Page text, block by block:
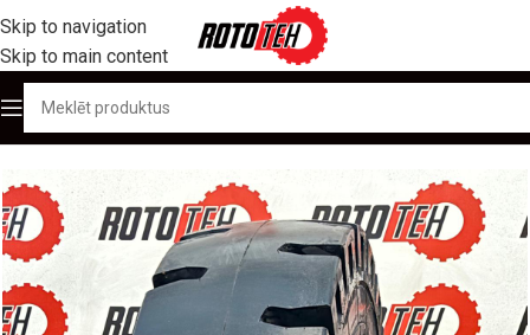
Skip to navigation
Skip to main content
Sākums/Produktu katalogs